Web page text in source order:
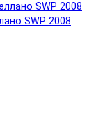
SWP 2008